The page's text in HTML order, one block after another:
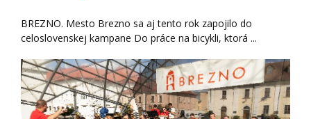
BREZNO. Mesto Brezno sa aj tento rok zapojilo do
celoslovenskej kampane Do práce na bicykli, ktorá ...